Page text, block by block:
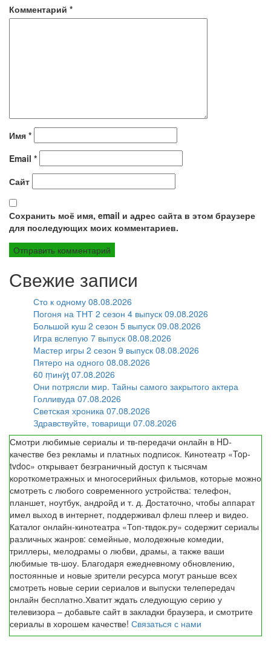
Комментарий *
Имя *
Email *
Сайт
Сохранить моё имя, email и адрес сайта в этом браузере
для последующих моих комментариев.
Свежие записи
Сто к одному 08.08.2026
Погоня на ТНТ 2 сезон 4 выпуск 09.08.2026
Большой куш 2 сезон 5 выпуск 09.08.2026
Игра вслепую 7 выпуск 08.08.2026
Мастер игры 2 сезон 9 выпуск 08.08.2026
Пятеро на одного 08.08.2026
60 ṃинẏƫ 07.08.2026
Они потрясли мир. Тайны самого закрытого актера
Голливуда 07.08.2026
Светская хроника 07.08.2026
Здравствуйте, товарищи 07.08.2026
Смотри любимые сериалы и тв-передачи онлайн в HD-
качестве без рекламы и платных подписок. Кинотеатр «Top-
tvdoc» открывает безграничный доступ к тысячам
короткометражных и многосерийных фильмов, которые можно
смотреть с любого современного устройства: телефон,
планшет, ноутбук, андройд и т. д. Достаточно, чтобы аппарат
имел выход в интернет, поддерживал флеш плеер и видео.
Каталог онлайн-кинотеатра «Топ-твдок.ру» содержит сериалы
различных жанров: семейные, молодежные комедии,
триллеры, мелодрамы о любви, драмы, а также ваши
любимые тв-шоу. Благодаря ежедневному обновлению,
постоянные и новые зрители ресурса могут раньше всех
смотреть новые серии сериалов и выпуски телепередач
онлайн бесплатно.Хватит ждать следующую серию у
телевизора – добавьте сайт в закладки браузера, и смотрите
сериалы в хорошем качестве! Связаться с нами